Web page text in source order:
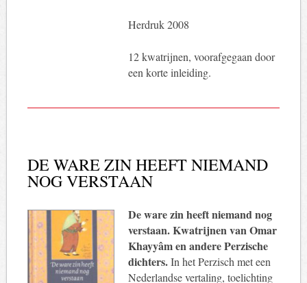
Herdruk 2008
12 kwatrijnen, voorafgegaan door
een korte inleiding.
DE WARE ZIN HEEFT NIEMAND
NOG VERSTAAN
De ware zin heeft niemand nog
verstaan. Kwatrijnen van Omar
Khayyâm en andere Perzische
dichters.In het Perzisch met een
Nederlandse vertaling, toelichting